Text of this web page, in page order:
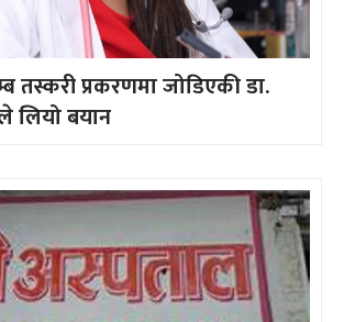
तस्करी प्रकरणमा जोडिएकी डा.
लियो बयान